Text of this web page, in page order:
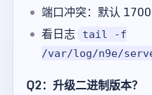
端口冲突：默认
看日志
tail -f
/var/log/n9e/
Q2：升级二进制版本？